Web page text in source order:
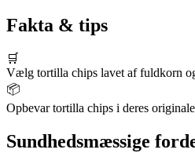
Fakta & tips
🛒
Vælg tortilla chips lavet af fuldkorn
📦
Opbevar tortilla chips i deres
Sundhedsmæssige